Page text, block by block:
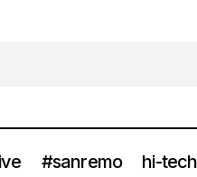
#sanremo hi-tech